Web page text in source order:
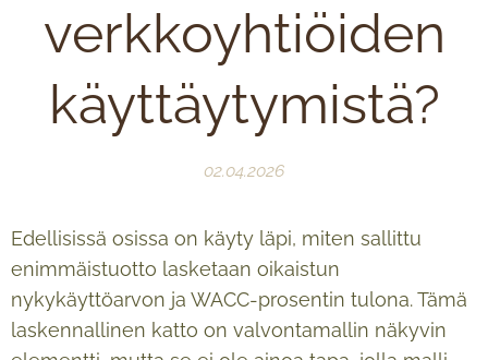
verkkoyhtiöiden
käyttäytymistä?
02.04.2026
Edellisissä osissa on käyty läpi, miten sallittu
enimmäistuotto lasketaan oikaistun
nykykäyttöarvon ja WACC-prosentin tulona. Tämä
laskennallinen katto on valvontamallin näkyvin